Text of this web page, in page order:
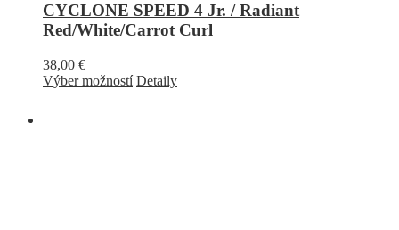
CYCLONE SPEED 4 Jr. / Radiant
Red/White/Carrot Curl
38,00 €
Výber možností Detaily